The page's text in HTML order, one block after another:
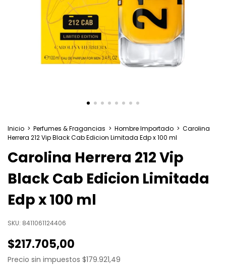
Inicio > Perfumes & Fragancias > Hombre Importado > Carolina
Herrera 212 Vip Black Cab Edicion Limitada Edp x 100 ml
Carolina Herrera 212 Vip
Black Cab Edicion Limitada
Edp x 100 ml
SKU: 8411061124406
$217.705,00
Precio sin impuestos $179.921,49